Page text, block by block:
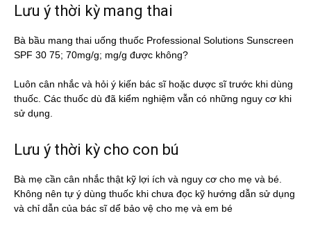
Lưu ý thời kỳ mang thai
Bà bầu mang thai uống thuốc Professional Solutions Sunscreen
SPF 30 75; 70mg/g; mg/g được không?
Luôn cân nhắc và hỏi ý kiến bác sĩ hoặc dược sĩ trước khi dùng
thuốc. Các thuốc dù đã kiểm nghiệm vẫn có những nguy cơ khi
sử dụng.
Lưu ý thời kỳ cho con bú
Bà mẹ cần cân nhắc thật kỹ lợi ích và nguy cơ cho mẹ và bé.
Không nên tự ý dùng thuốc khi chưa đọc kỹ hướng dẫn sử dụng
và chỉ dẫn của bác sĩ dể bảo vệ cho mẹ và em bé